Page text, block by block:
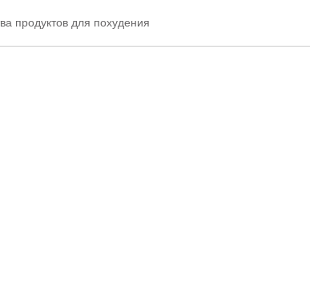
продуктов для похудения